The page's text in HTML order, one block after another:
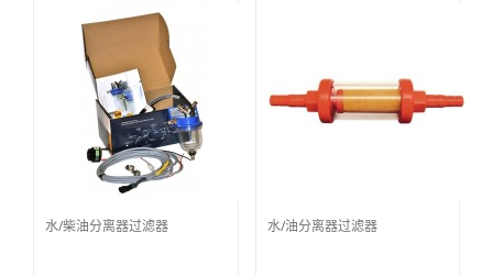
水/柴油分离器过滤器 水/油分离器过滤器